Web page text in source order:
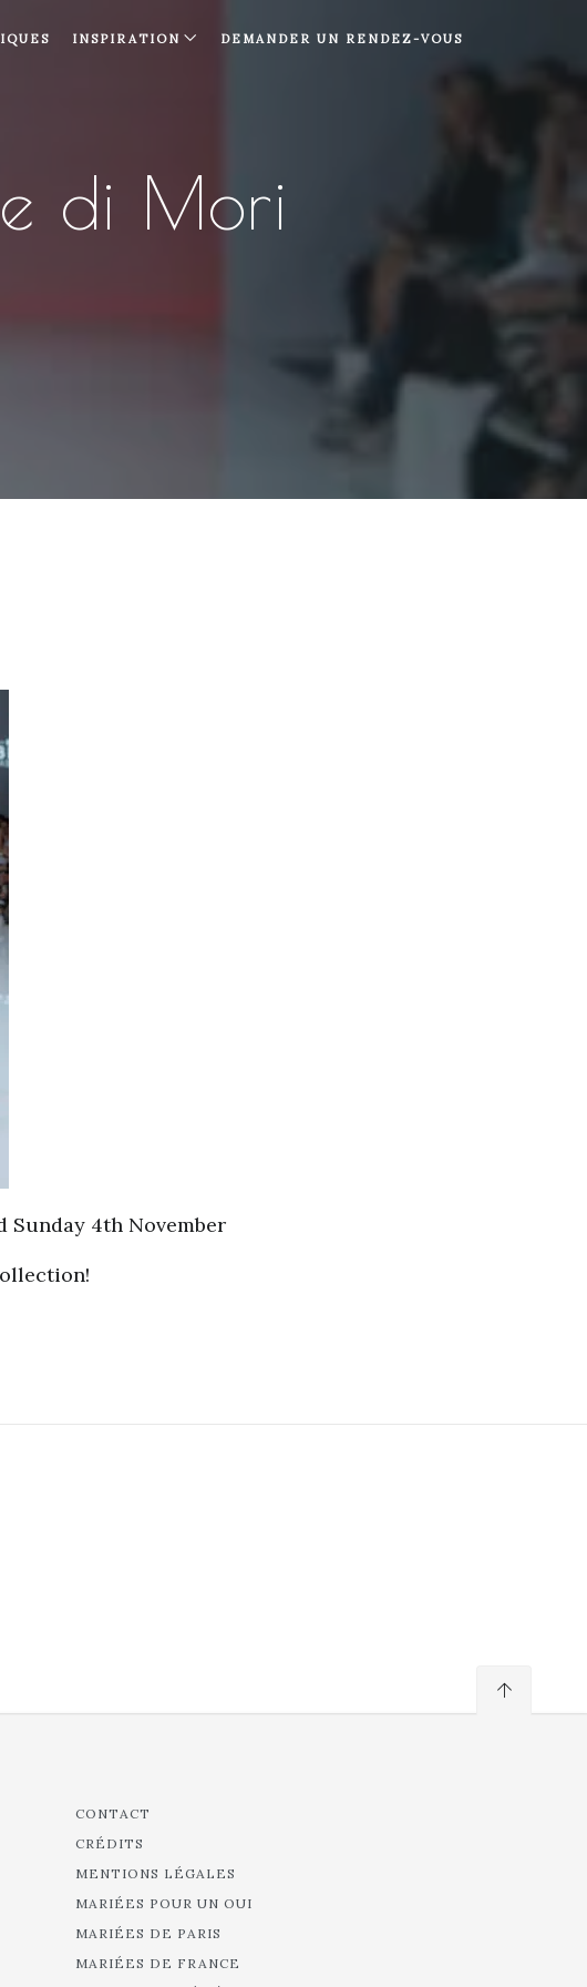
INSPIRATION DEMANDER UN RENDEZ-VOUS
di Mori
Sunday 4th November
CONTACT
CRÉDITS
MENTIONS LÉGALES
MARIÉES POUR UN OUI
MARIÉES DE PARIS
MARIÉES DE FRANCE